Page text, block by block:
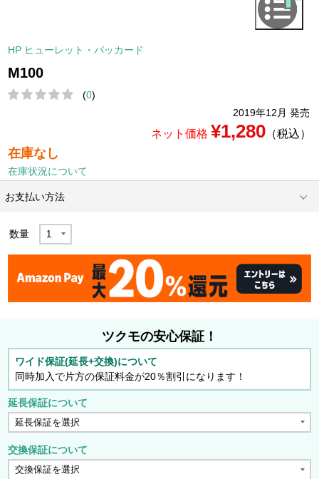
HP ヒューレット・パッカード
M100
(0)
2019年12月 発売
ネット価格 ¥1,280（税込）
在庫なし
在庫状況について
お支払い方法
数量
ツクモの安心保証！
ワイド保証(延長+交換)について
同時加入で片方の保証料金が20％割引になります！
延長保証について
交換保証について